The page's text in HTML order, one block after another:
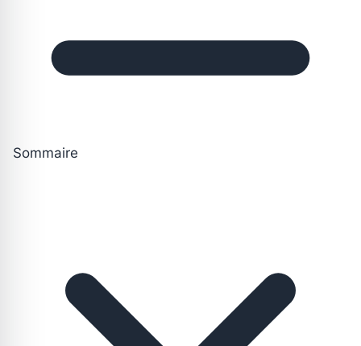
Sommaire